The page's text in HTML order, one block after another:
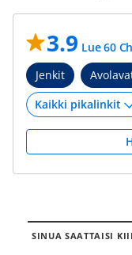
3.9 Lue 60
Jenkit
SINUA SAATTAISI